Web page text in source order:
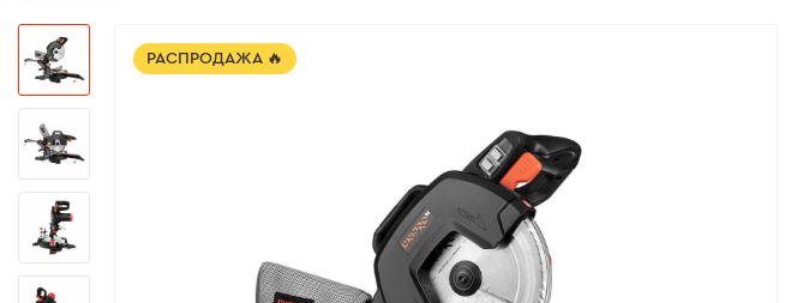
РАСПРОДАЖА 🔥